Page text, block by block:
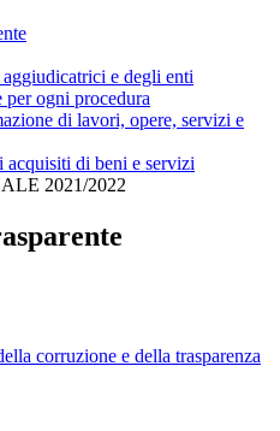
e degli enti
ogni procedura
di lavori, opere, servizi e
acquisiti di beni e servizi
2021/2022
corruzione e della trasparenza